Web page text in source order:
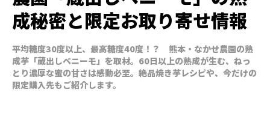
成秘密と限定お取り寄せ情報
平均糖度30度以上、最高糖度40度！？ 熊本・なかせ農園の熟
成芋「蔵出しベニーモ」を取材。60日以上の熟成が生む、ねっ
とり濃厚な蜜の甘さは感動必至。絶品焼き芋レシピや、今だけの
限定購入先もご紹介します。